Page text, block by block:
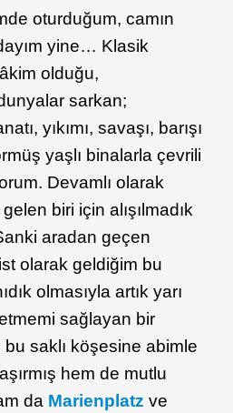
oturduğum, camın
yine… Klasik
olduğu,
sarkan;
yıkımı, savaşı, barışı
yaşlı binalarla çevrili
Devamlı olarak
biri için alışılmadık
aradan geçen
olarak geldiğim bu
olmasıyla artık yarı
sağlayan bir
saklı köşesine abimle
hem de mutlu
da Marienplatz ve